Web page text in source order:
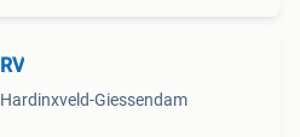
RV
Hardinxveld-Giessendam